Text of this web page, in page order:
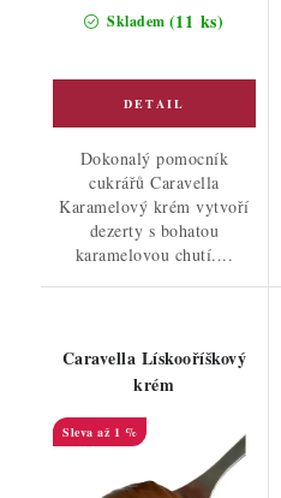
Skladem (11 ks)
cena:
Dokonalý pomocník
cukrářů Caravella
Karamelový krém vytvoří
dezerty s bohatou
karamelovou chutí....
Caravella Lískooříškový
krém
až 1 %